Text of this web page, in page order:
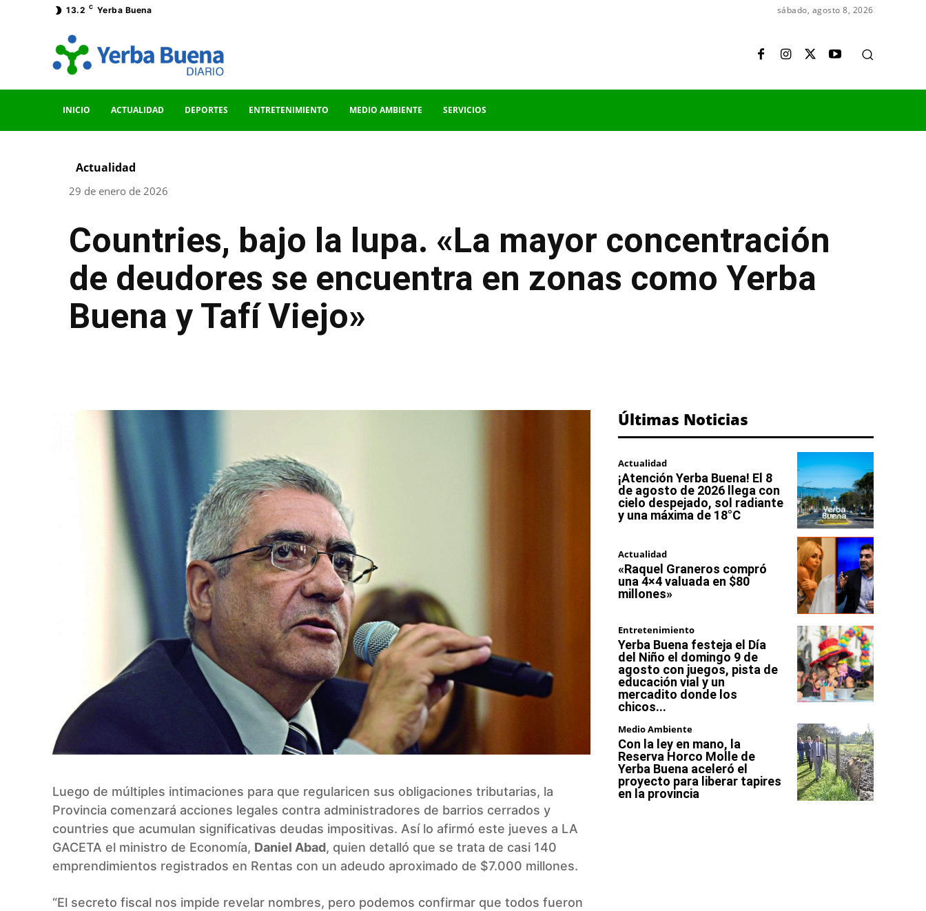
13.2 C Yerba Buena sábado, agosto 8, 2026
INICIO ACTUALIDAD DEPORTES ENTRETENIMIENTO MEDIO AMBIENTE SERVICIOS
Actualidad
29 de enero de 2026
Countries, bajo la lupa. «La mayor concentración
de deudores se encuentra en zonas como Yerba
Buena y Tafí Viejo»
Luego de múltiples intimaciones para que regularicen sus obligaciones tributarias, la
Provincia comenzará acciones legales contra administradores de barrios cerrados y
countries que acumulan significativas deudas impositivas. Así lo afirmó este jueves a LA
GACETA el ministro de Economía, Daniel Abad, quien detalló que se trata de casi 140
emprendimientos registrados en Rentas con un adeudo aproximado de $7.000 millones.
“El secreto fiscal nos impide revelar nombres, pero podemos confirmar que todos fueron
Últimas Noticias
Actualidad
¡Atención Yerba Buena! El 8
de agosto de 2026 llega con
cielo despejado, sol radiante
y una máxima de 18°C
Actualidad
«Raquel Graneros compró
una 4×4 valuada en $80
millones»
Entretenimiento
Yerba Buena festeja el Día
del Niño el domingo 9 de
agosto con juegos, pista de
educación vial y un
mercadito donde los
chicos...
Medio Ambiente
Con la ley en mano, la
Reserva Horco Molle de
Yerba Buena aceleró el
proyecto para liberar tapires
en la provincia